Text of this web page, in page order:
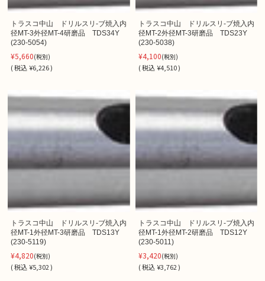
トラスコ中山 ドリルスリ-ブ焼入内
径MT-3外径MT-4研磨品 TDS34Y
(230-5054)
¥5,660(税別)
(税込¥6,226 )
トラスコ中山 ドリルスリ-ブ焼入内
径MT-2外径MT-3研磨品 TDS23Y
(230-5038)
¥4,100(税別)
(税込 ¥4,510 )
トラスコ中山 ドリルスリ-ブ焼入内
径MT-1外径MT-3研磨品 TDS13Y
(230-5119)
¥4,820(税別)
(税込¥5,302 )
トラスコ中山 ドリルスリ-ブ焼入内
径MT-1外径MT-2研磨品 TDS12Y
(230-5011)
¥3,420(税別)
(税込 ¥3,762 )